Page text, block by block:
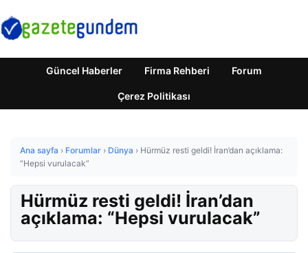
Güncel Haberler Firma Rehberi Forum
Çerez Politikası
Ana sayfa › Forumlar › Dünya › Hürmüz resti geldi! İran’dan açıklama:
“Hepsi vurulacak”
Hürmüz resti geldi! İran’dan
açıklama: “Hepsi vurulacak”